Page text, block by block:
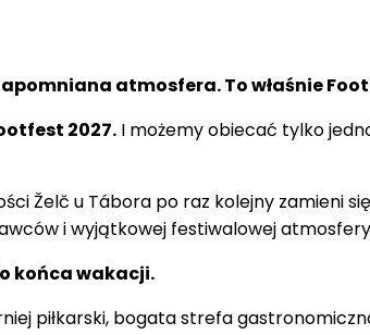
atmosfera. To właśnie
2027. I możemy obiecać tylko
Želč u Tábora po raz kolejny zamieni
i wyjątkowej festiwalowej
końca wakacji.
piłkarski, bogata strefa